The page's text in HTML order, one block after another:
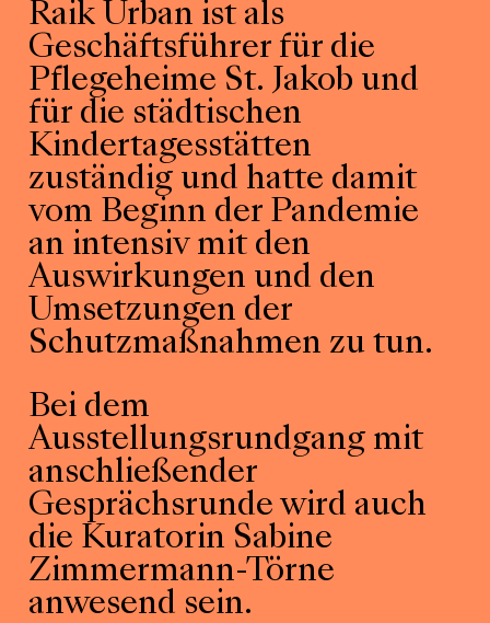
Raik Urban ist als
Geschäftsführer für die
Pflegeheime St. Jakob und
für die städtischen
Kindertagesstätten
zuständig und hatte damit
vom Beginn der Pandemie
an intensiv mit den
Auswirkungen und den
Umsetzungen der
Schutzmaßnahmen zu tun.
Bei dem
Ausstellungsrundgang mit
anschließender
Gesprächsrunde wird auch
die Kuratorin Sabine
Zimmermann-Törne
anwesend sein.